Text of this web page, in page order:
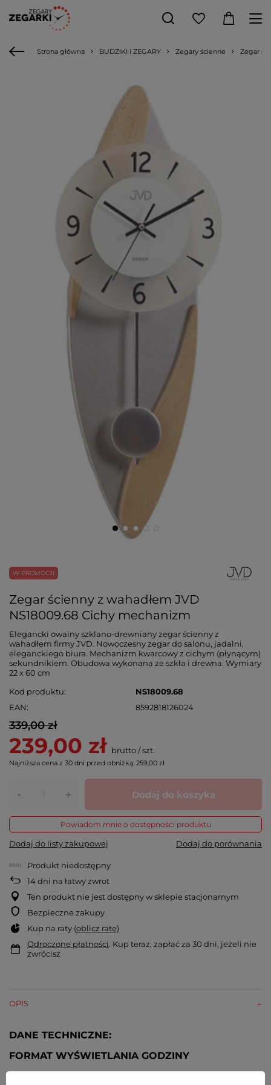
Strona główna BUDZIKI i ZEGARY Zegary ścienne Zegar
W PROMOCJI
Zegar ścienny z wahadłem JVD
NS18009.68 Cichy mechanizm
Elegancki owalny szklano-drewniany zegar ścienny z
wahadłem firmy JVD. Nowoczesny zegar do salonu, jadalni,
eleganckiego biura. Mechanizm kwarcowy z cichym (płynącym)
sekundnikiem. Obudowa wykonana ze szkła i drewna. Wymiary
22 x 60 cm
Kod produktu
NS18009.68
EAN
8592818126024
339,00 zł
239,00 zł brutto/szt.
Najniższa cena z 30 dni przed obniżką: 259,00 zł
- + Dodaj do koszyka
Powiadom mnie o dostępności produktu
Dodaj do listy zakupowej Dodaj do porównania
Produkt niedostępny
14dni na łatwy zwrot
Ten produkt nie jest dostępny w sklepie stacjonarnym
Bezpieczne zakupy
Kup na raty (oblicz ratę)
Odroczone płatności. Kup teraz, zapłać za 30 dni, jeżeli nie
zwrócisz
OPIS
DANE TECHNICZNE:
FORMAT WYŚWIETLANIA GODZINY